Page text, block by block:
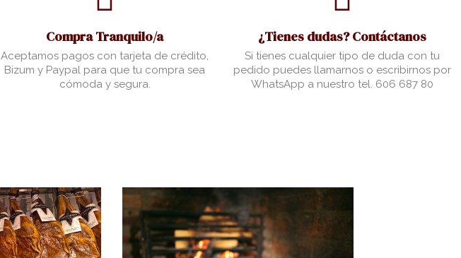
Compra Tranquilo/a
Aceptamos pagos con tarjeta de crédito,
Bizum y Paypal para que tu compra sea
cómoda y segura.
¿Tienes dudas? Contáctanos
Si tienes cualquier tipo de duda con tu
pedido puedes llamarnos o escribirnos por
WhatsApp a nuestro tel. 606 687 80